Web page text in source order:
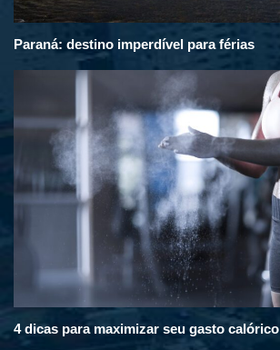
Paraná: destino imperdível para férias
4 dicas para maximizar seu gasto calórico